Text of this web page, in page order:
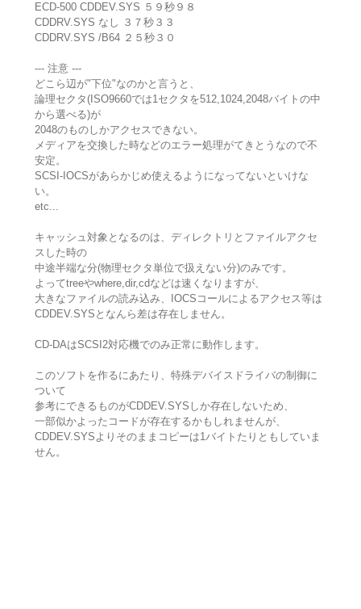
ECD-500 CDDEV.SYS ５９秒９８
CDDRV.SYS なし ３７秒３３
CDDRV.SYS /B64 ２５秒３０
--- 注意 ---
どこら辺が"下位"なのかと言うと、
論理セクタ(ISO9660では1セクタを512,1024,2048バイトの中
から選べる)が
2048のものしかアクセスできない。
メディアを交換した時などのエラー処理がてきとうなので不
安定。
SCSI-IOCSがあらかじめ使えるようになってないといけな
い。
etc...
キャッシュ対象となるのは、ディレクトリとファイルアクセ
スした時の
中途半端な分(物理セクタ単位で扱えない分)のみです。
よってtreeやwhere,dir,cdなどは速くなりますが、
大きなファイルの読み込み、IOCSコールによるアクセス等は
CDDEV.SYSとなんら差は存在しません。
CD-DAはSCSI2対応機でのみ正常に動作します。
このソフトを作るにあたり、特殊デバイスドライバの制御に
ついて
参考にできるものがCDDEV.SYSしか存在しないため、
一部似かよったコードが存在するかもしれませんが、
CDDEV.SYSよりそのままコピーは1バイトたりともしていま
せん。